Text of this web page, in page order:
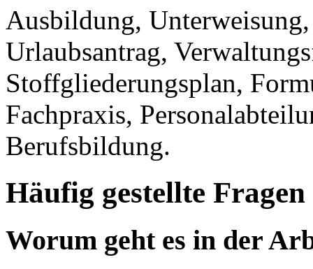
Ausbildung,
Urlaubsantrag,
Stoffgliederungsplan,
Fachpraxis,
Berufsbildung.
Häufig gestellte Fragen
Worum geht es in der